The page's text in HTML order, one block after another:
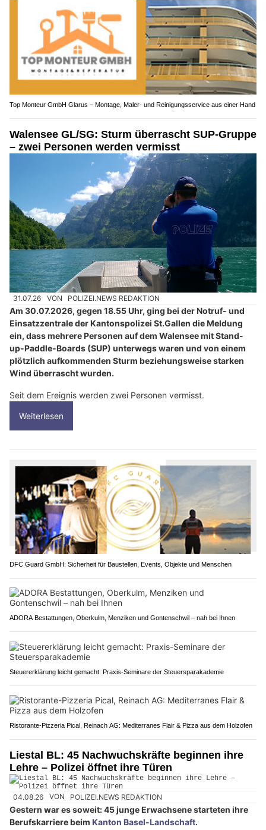
Top Monteur GmbH Glarus – Montage, Maler- und Reinigungsservice aus einer Hand
Walensee GL/SG: Sturm überrascht SUP-Gruppe
– zwei Personen werden vermisst
31.07.26 VON POLIZEI.NEWS REDAKTION
Am 30.07.2026, gegen 18.55 Uhr, ging bei der Notruf- und
Einsatzzentrale der Kantonspolizei St.Gallen die Meldung
ein, dass mehrere Personen auf dem Walensee mit Stand-
up-Paddle-Boards (SUP) unterwegs waren und von einem
plötzlich aufkommenden Sturm beziehungsweise starken
Wind überrascht wurden.
Seit dem Ereignis werden zwei Personen vermisst.
Weiterlesen
DFC Guard GmbH: Sicherheit für Baustellen, Events, Objekte und Menschen
ADORA Bestattungen, Oberkulm, Menziken und Gontenschwil – nah bei Ihnen
Steuererklärung leicht gemacht: Praxis-Seminare der Steuersparakademie
Ristorante-Pizzeria Pical, Reinach AG: Mediterranes Flair & Pizza aus dem Holzofen
Liestal BL: 45 Nachwuchskräfte beginnen ihre
Lehre – Polizei öffnet ihre Türen
04.08.26 VON POLIZEI.NEWS REDAKTION
Gestern war es soweit: 45 junge Erwachsene starteten ihre
Berufskarriere beim Kanton Basel-Landschaft.